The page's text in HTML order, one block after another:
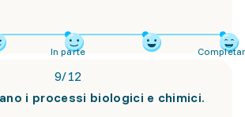
In parte
9/12
i processi biologici e chimici.